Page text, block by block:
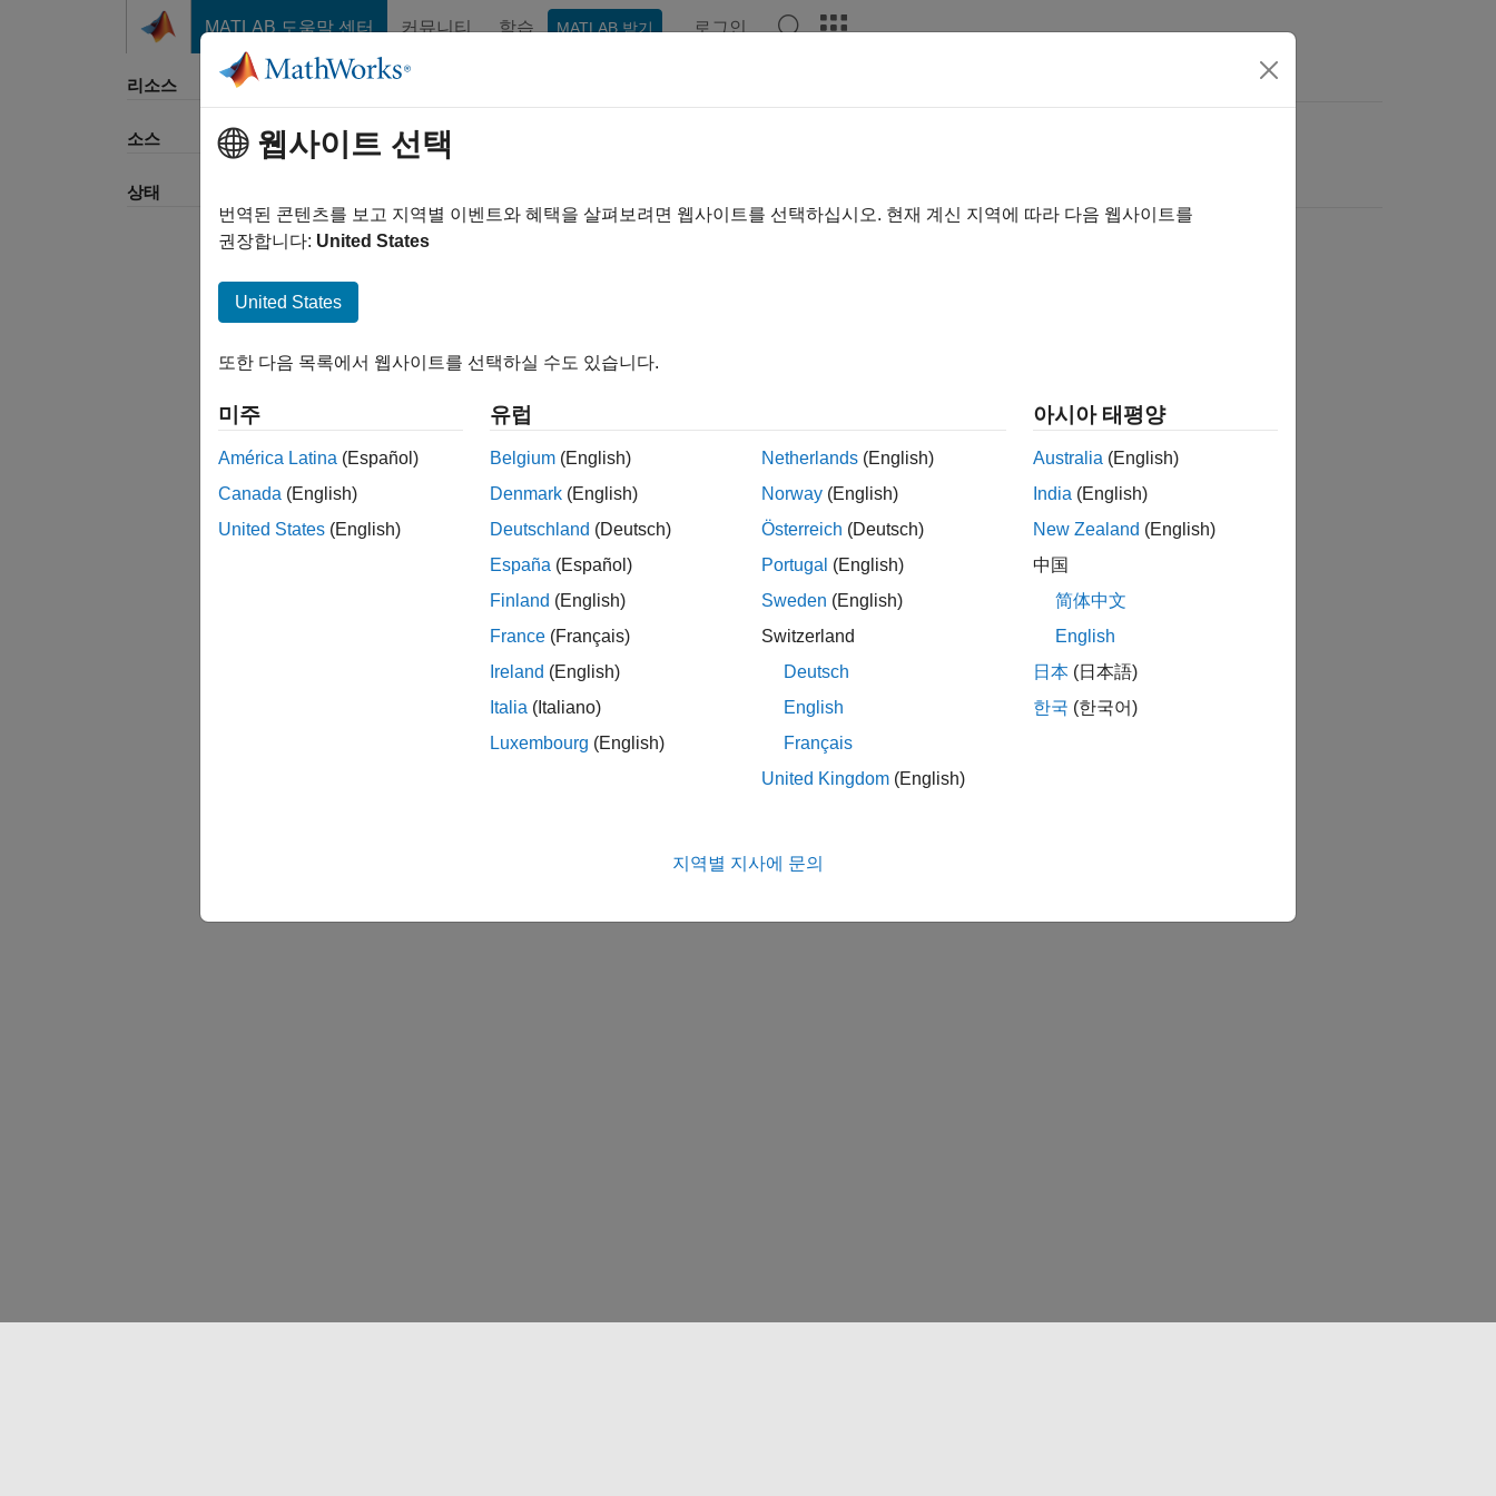
MATLAB 도움말 센터 커뮤니티 학습 MATLAB 받기 로그인
리소스
소스
상태
웹사이트 선택
번역된 콘텐츠를 보고 지역별 이벤트와 혜택을 살펴보려면 웹사이트를 선택하십시오. 현재 계신 지역에 따라 다음 웹사이트를
권장합니다: United States
United States
또한 다음 목록에서 웹사이트를 선택하실 수도 있습니다.
미주
América Latina (Español)
Canada (English)
United States (English)
유럽
Belgium (English)
Denmark (English)
Deutschland (Deutsch)
España (Español)
Finland (English)
France (Français)
Ireland (English)
Italia (Italiano)
Luxembourg (English)
Netherlands (English)
Norway (English)
Österreich (Deutsch)
Portugal (English)
Sweden (English)
Switzerland
Deutsch
English
Français
United Kingdom (English)
아시아 태평양
Australia (English)
India (English)
New Zealand (English)
中国
简体中文
English
日本 (日本語)
한국 (한국어)
지역별 지사에 문의